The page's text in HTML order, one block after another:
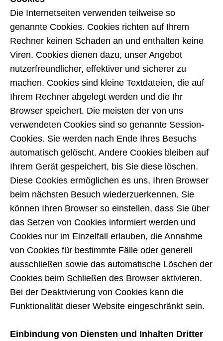
Die Internetseiten verwenden teilweise so
genannte Cookies. Cookies richten auf Ihrem
Rechner keinen Schaden an und enthalten keine
Viren. Cookies dienen dazu, unser Angebot
nutzerfreundlicher, effektiver und sicherer zu
machen. Cookies sind kleine Textdateien, die auf
Ihrem Rechner abgelegt werden und die Ihr
Browser speichert. Die meisten der von uns
verwendeten Cookies sind so genannte Session-
Cookies. Sie werden nach Ende Ihres Besuchs
automatisch gelöscht. Andere Cookies bleiben auf
Ihrem Gerät gespeichert, bis Sie diese löschen.
Diese Cookies ermöglichen es uns, Ihren Browser
beim nächsten Besuch wiederzuerkennen. Sie
können Ihren Browser so einstellen, dass Sie über
das Setzen von Cookies informiert werden und
Cookies nur im Einzelfall erlauben, die Annahme
von Cookies für bestimmte Fälle oder generell
ausschließen sowie das automatische Löschen der
Cookies beim Schließen des Browser aktivieren.
Bei der Deaktivierung von Cookies kann die
Funktionalität dieser Website eingeschränkt sein.
Einbindung von Diensten und Inhalten Dritter